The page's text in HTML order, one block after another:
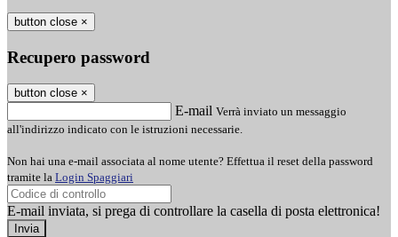
button close ×
Recupero password
button close ×
E-mail Verrà inviato un messaggio
all'indirizzo indicato con le istruzioni necessarie.
Non hai una e-mail associata al nome utente? Effettua il reset della password
tramite la Login Spaggiari
E-mail inviata, si prega di controllare la casella di posta elettronica!